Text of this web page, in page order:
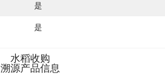
是
是
水稻收购
溯源产品信息